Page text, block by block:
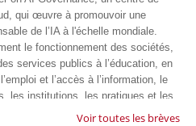
qui œuvre à promouvoir une
de l’IA à l'échelle mondiale.
le fonctionnement des sociétés,
services publics à l’éducation, en
et l’accès à l’information, le
les institutions, les pratiques et les
qui favorisent un déploiement
Voir toutes les brèves